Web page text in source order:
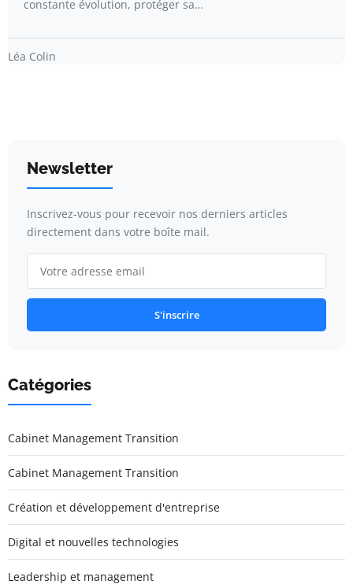
constante évolution, protéger sa…
Léa Colin
Newsletter
Inscrivez-vous pour recevoir nos derniers articles
directement dans votre boîte mail.
S'inscrire
Catégories
Cabinet Management Transition
Cabinet Management Transition
Création et développement d'entreprise
Digital et nouvelles technologies
Leadership et management